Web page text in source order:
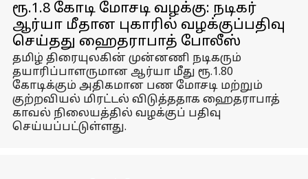
ரூ.1.8 கோடி மோசடி வழக்கு: நடிகர்
ஆர்யா மீதான புகாரில் வழக்குப்பதிவு
செய்தது ஹைதராபாத் போலீஸ்
தமிழ் திரையுலகின் முன்னணி நடிகரும்
தயாரிப்பாளருமான ஆர்யா மீது ரூ.1.80
கோடிக்கும் அதிகமான பண மோசடி மற்றும்
குற்றவியல் மிரட்டல் விடுத்ததாக ஹைதராபாத்
காவல் நிலையத்தில் வழக்குப் பதிவு
செய்யப்பட்டுள்ளது.